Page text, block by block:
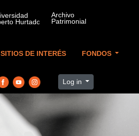
SITIOS DE INTERÉS FONDOS
Log in